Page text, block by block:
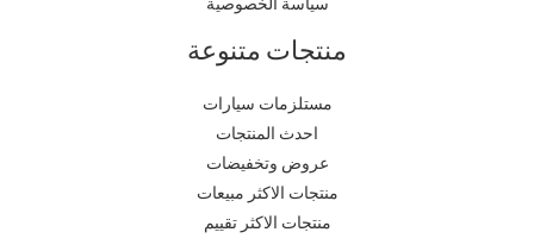
منتجات متنوعة
مستلزمات سيارات
احدث المنتجات
عروض وتخفيضات
منتجات الاكثر مبيعات
منتجات الاكثر تقييم